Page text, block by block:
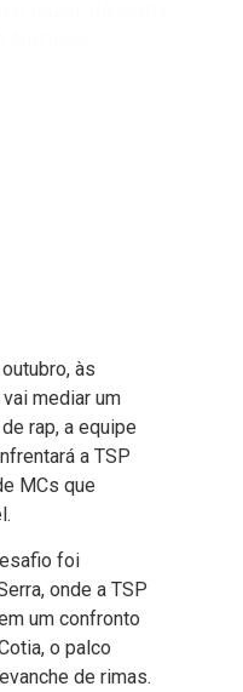
às
mediar um
rap, a equipe
a TSP
MCs que
foi
onde a TSP
um confronto
o palco
de rimas.